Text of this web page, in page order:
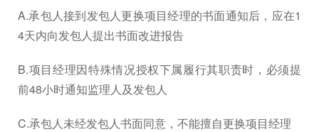
A.承包人接到发包人更换项目经理的书面通知后，应在1
4天内向发包人提出书面改进报告
B.项目经理因特殊情况授权下属履行其职责时，必须提
前48小时通知监理人及发包人
C.承包人未经发包人书面同意，不能擅自更换项目经理